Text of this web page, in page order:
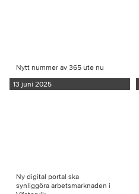
Nytt nummer av 365 ute nu
13 juni 2025
Ny digital portal ska
synliggöra arbetsmarknaden i